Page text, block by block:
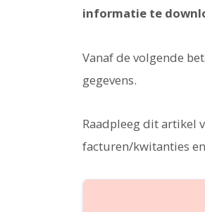
informatie te
Vanaf de volgende
gegevens.
Raadpleeg dit artikel
facturen/kwitanties